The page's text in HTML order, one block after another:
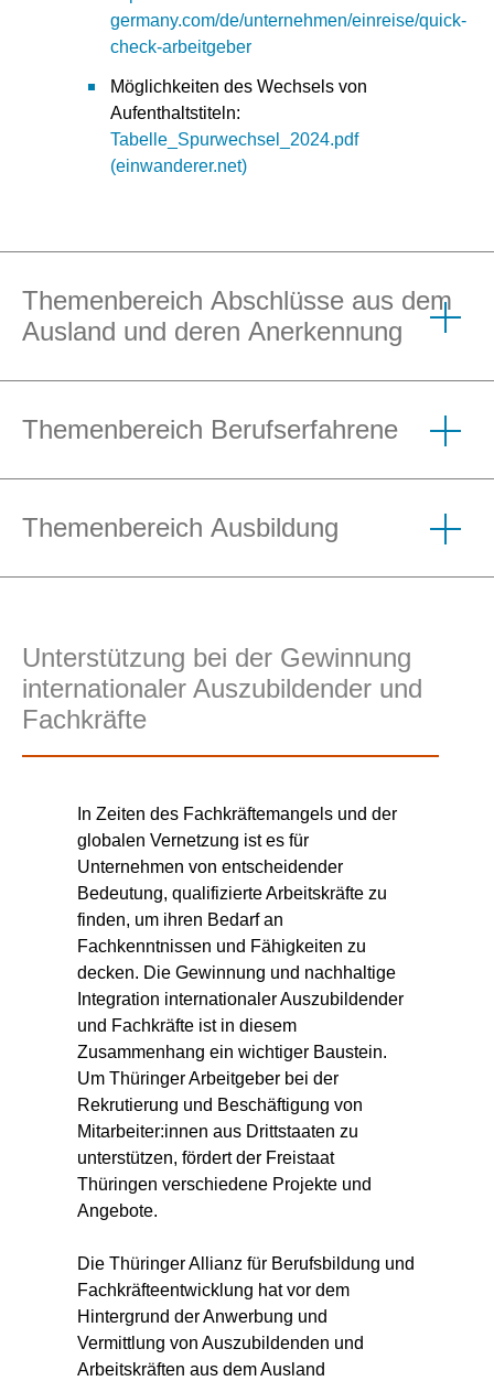
germany.com/de/unternehmen/einreise/quick-
check-arbeitgeber
Möglichkeiten des Wechsels von
Aufenthaltstiteln:
Tabelle_Spurwechsel_2024.pdf
(einwanderer.net)
Themenbereich Abschlüsse aus dem
Ausland und deren Anerkennung
Themenbereich Berufserfahrene
Themenbereich Ausbildung
Unterstützung bei der Gewinnung
internationaler Auszubildender und
Fachkräfte
In Zeiten des Fachkräftemangels und der
globalen Vernetzung ist es für
Unternehmen von entscheidender
Bedeutung, qualifizierte Arbeitskräfte zu
finden, um ihren Bedarf an
Fachkenntnissen und Fähigkeiten zu
decken. Die Gewinnung und nachhaltige
Integration internationaler Auszubildender
und Fachkräfte ist in diesem
Zusammenhang ein wichtiger Baustein.
Um Thüringer Arbeitgeber bei der
Rekrutierung und Beschäftigung von
Mitarbeiter:innen aus Drittstaaten zu
unterstützen, fördert der Freistaat
Thüringen verschiedene Projekte und
Angebote.
Die Thüringer Allianz für Berufsbildung und
Fachkräfteentwicklung hat vor dem
Hintergrund der Anwerbung und
Vermittlung von Auszubildenden und
Arbeitskräften aus dem Ausland